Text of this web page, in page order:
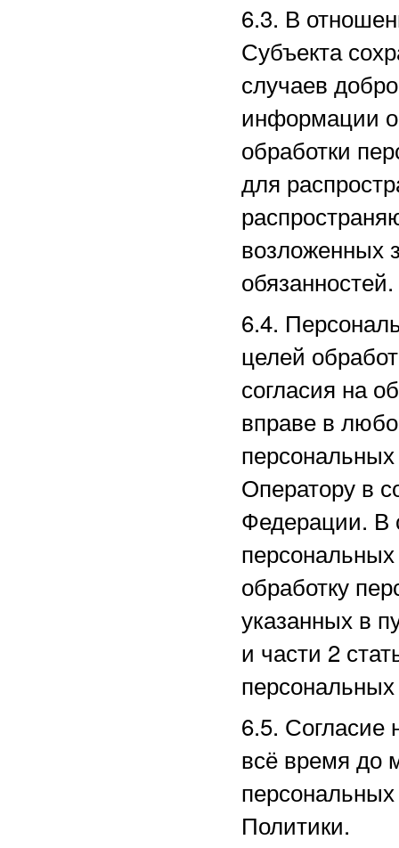
6.3. В
Субъекта
случаев
информации
обработки
для
возложенных
обязанностей.
6.4.
целей
согласия на
вправе в
Оператору в
Федерации. В
обработку
указанных в
и части 2
6.5. Согласие
всё время до
Политики.